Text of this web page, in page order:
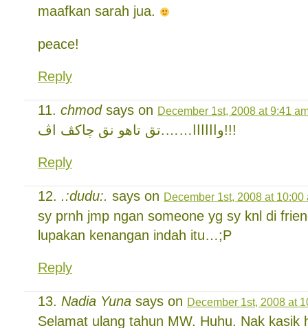
maafkan sarah jua.
peace!
Reply
chmodsays on December 1st, 2008 at 9:41
واااااا…….تق تاهو نق چاكڤ اڤ!!!
Reply
.:dudu:. says on December 1st, 2008 at 10:00
sy prnh jmp ngan someone yg sy knl di
lupakan kenangan indah itu…;P
Reply
Nadia Yuna says on December 1st, 2008 at
Selamat ulang tahun MW. Huhu. Nak kasik